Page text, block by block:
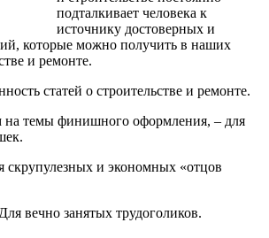
подталкивает человека к
источнику достоверных и
которые можно получить в наших
и ремонте.
статей о строительстве и ремонте.
на темы финишного оформления, – для
скрупулезных и экономных «отцов
вечно занятых трудоголиков.